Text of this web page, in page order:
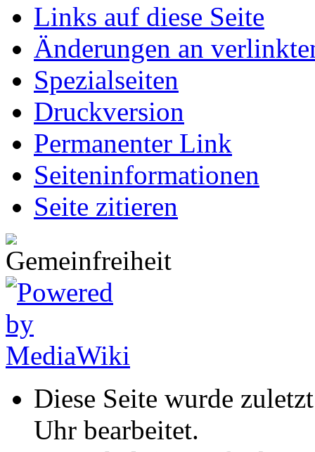
Links auf diese Seite
Änderungen an
Spezialseiten
Druckversion
Permanenter Link
Seiten­informationen
Seite zitieren
Diese Seite wurde
Uhr bearbeitet.